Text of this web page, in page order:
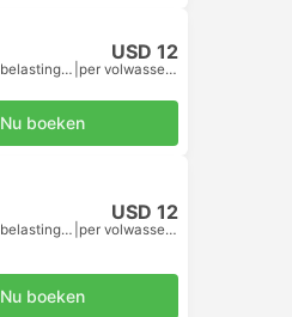
USD 12
Inclusief belastingen per volwassene
Nu boeken
USD 12
Inclusief belastingen per volwassene
Nu boeken